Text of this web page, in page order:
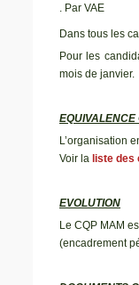
. Par VAE
Dans tous les
Pour les
mois de janvier.
EQUIVALENCE
L’organisation
Voir la liste des
EVOLUTION
Le CQP MAM
(encadrement